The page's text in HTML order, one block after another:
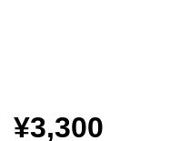
¥3,300